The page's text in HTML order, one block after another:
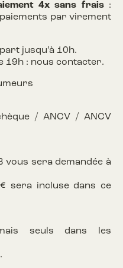
4x sans frais:
par virement
jusqu’à 10h.
19h : nous contacter.
/ ANCV / ANCV
vous sera demandée à
sera incluse dans ce
seuls dans les